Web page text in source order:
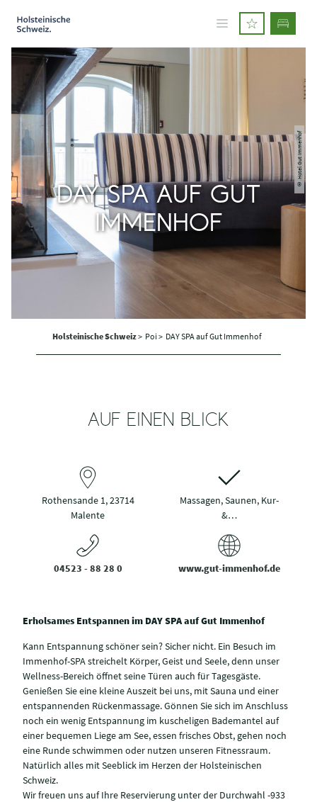
© Hotel Gut Immenhof
DAY SPA AUF GUT
IMMENHOF
Holsteinische Schweiz> Poi > DAY SPA auf Gut Immenhof
AUF EINEN BLICK
Rothensande 1, 23714
Malente
Massagen, Saunen, Kur-
&…
04523 - 88 28 0 www.gut-immenhof.de
Erholsames Entspannen im DAY SPA auf Gut Immenhof
Kann Entspannung schöner sein? Sicher nicht. Ein Besuch im
Immenhof-SPA streichelt Körper, Geist und Seele, denn unser
Wellness-Bereich öffnet seine Türen auch für Tagesgäste.
Genießen Sie eine kleine Auszeit bei uns, mit Sauna und einer
entspannenden Rückenmassage. Gönnen Sie sich im Anschluss
noch ein wenig Entspannung im kuscheligen Bademantel auf
einer bequemen Liege am See, essen frisches Obst, gehen noch
eine Runde schwimmen oder nutzen unseren Fitnessraum.
Natürlich alles mit Seeblick im Herzen der Holsteinischen
Schweiz.
Wir freuen uns auf Ihre Reservierung unter der Durchwahl -933